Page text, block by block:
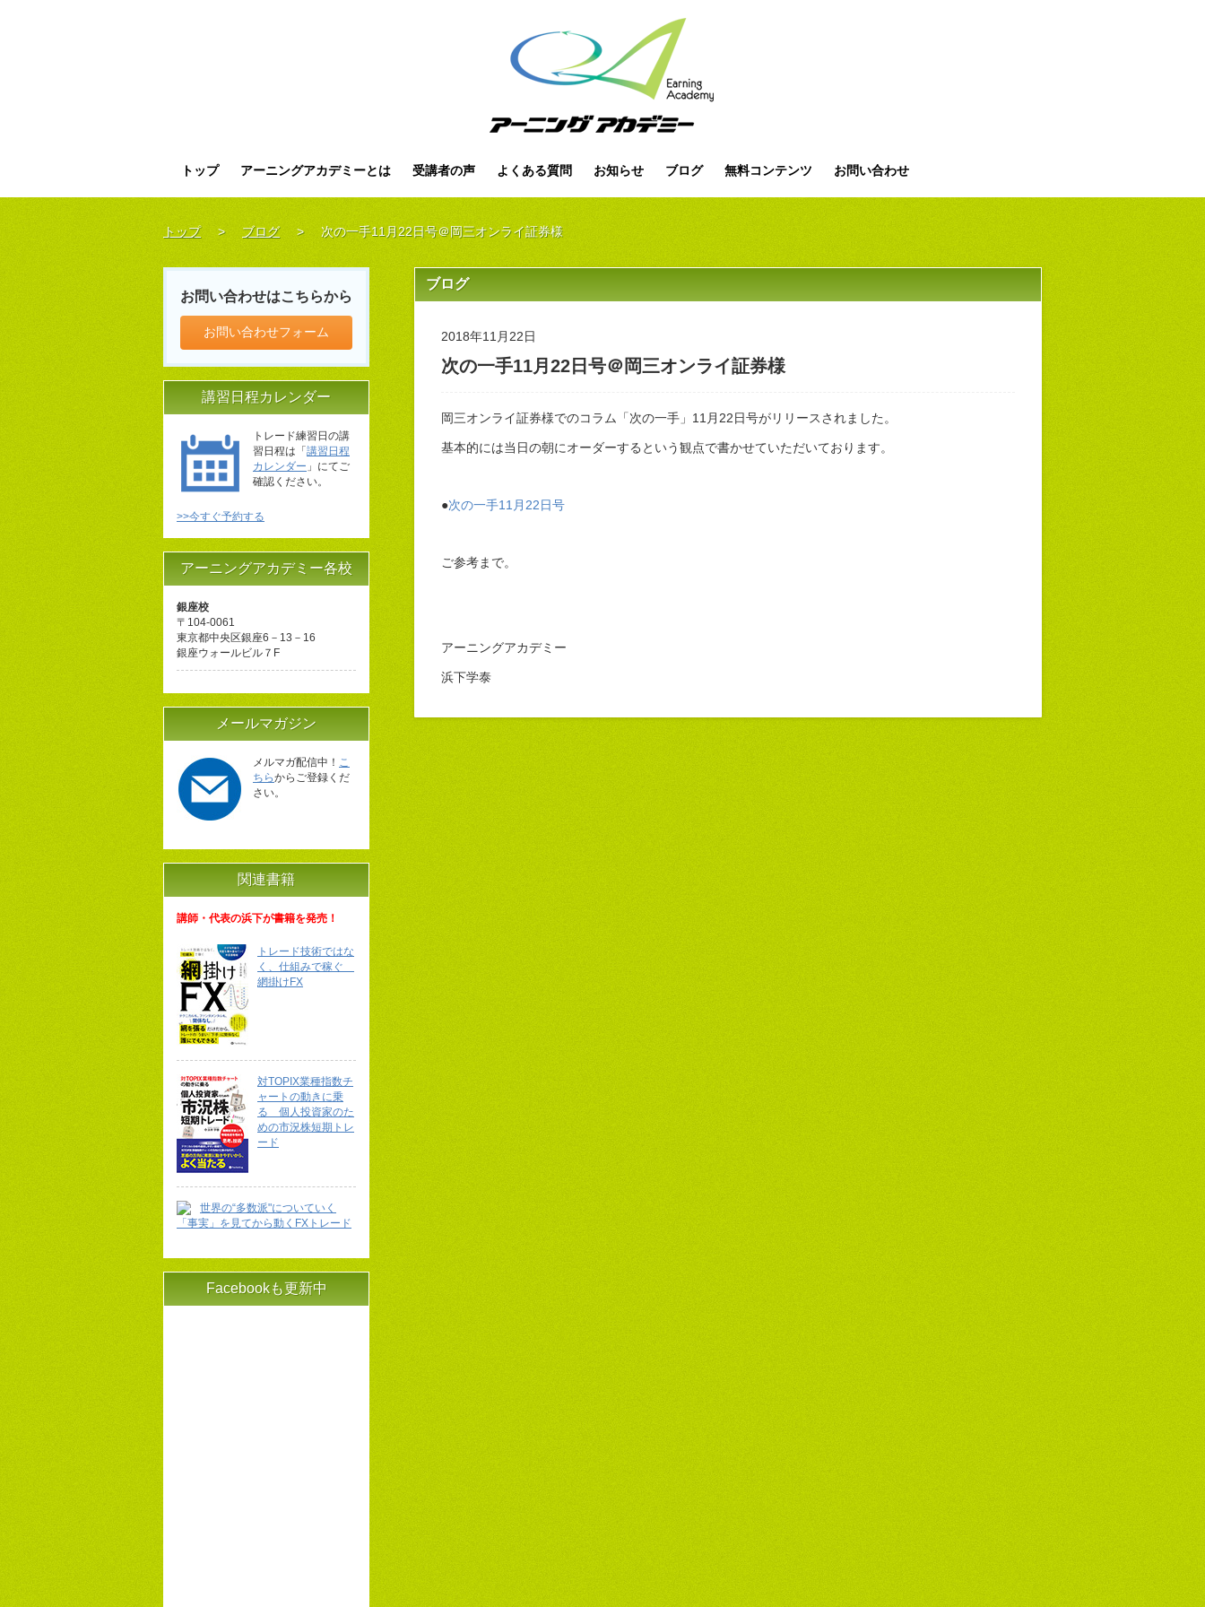
トップ アーニングアカデミーとは 受講者の声 よくある質問 お知らせ ブログ 無料コンテンツ お問い合わせ
トップ > ブログ > 次の一手11月22日号＠岡三オンライ証券様
ブログ
2018年11月22日
次の一手11月22日号＠岡三オンライ証券様
岡三オンライ証券様でのコラム「次の一手」11月22日号がリリースされました。
基本的には当日の朝にオーダーするという観点で書かせていただいております。
●次の一手11月22日号
ご参考まで。
アーニングアカデミー
浜下学泰
お問い合わせはこちらから
お問い合わせフォーム
講習日程カレンダー
トレード練習日の講
習日程は「 講習日程
カレンダー 」にてご
確認ください。
>>今すぐ予約する
アーニングアカデミー各校
銀座校
〒104-0061
東京都中央区銀座6－13－16
銀座ウォールビル７F
メールマガジン
メルマガ配信中！ こ
ちらからご登録くだ
さい。
関連書籍
講師・代表の浜下が書籍を発売！
トレード技術ではな
く、仕組みで稼ぐ
網掛けFX
対TOPIX業種指数チ
ャートの動きに乗
る 個人投資家のた
めの市況株短期トレ
ード
世界の“多数派"についていく
「事実」を見てから動くFXトレード
Facebookも更新中